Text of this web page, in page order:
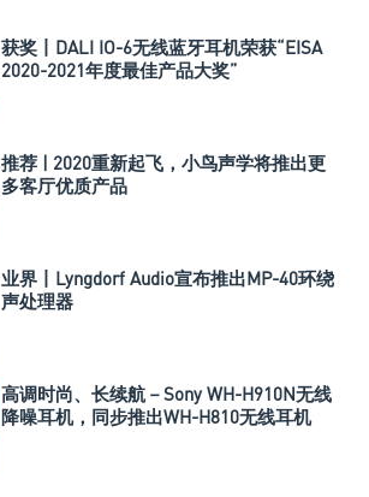
获奖丨DALI IO-6无线蓝牙耳机荣获“EISA
2020-2021年度最佳产品大奖”
推荐 | 2020重新起飞，小鸟声学将推出更
多客厅优质产品
业界丨Lyngdorf Audio宣布推出MP-40环绕
声处理器
高调时尚、长续航－Sony WH-H910N无线
降噪耳机，同步推出WH-H810无线耳机